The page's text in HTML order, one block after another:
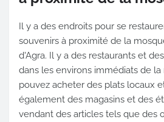
Il y a des endroits pour se
souvenirs à proximité de la
d'Agra. Il y a des restaurants et
dans les environs immédiats de
pouvez acheter des plats locaux
également des magasins et des
vendant des articles tels que des